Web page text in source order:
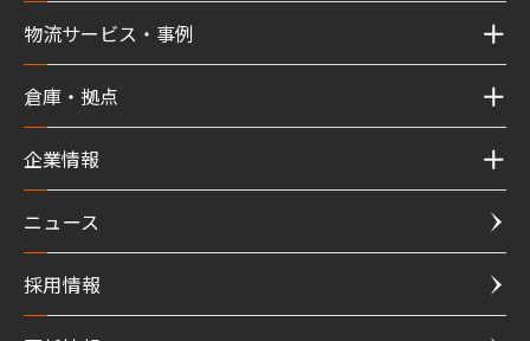
物流サービス・事例
倉庫・拠点
企業情報
ニュース
採用情報